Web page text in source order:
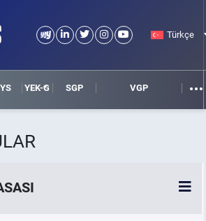
Türkçe
YEK-G SGP VGP